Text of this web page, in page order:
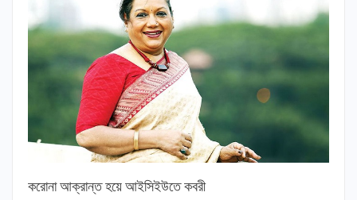
করোনা আক্রান্ত হয়ে আইসিইউতে কবরী